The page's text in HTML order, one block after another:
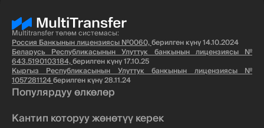
Multitransfer төлөм системасы:
Россия Банкынын лицензиясы №0060,берилген күнү 14.10.2024
Беларусь Республикасынын Улуттук банкынын лицензиясы №
643.5190103184,берилген күнү 17.10.25
Кыргыз Республикасынын Улуттук банкынын лицензиясы №
1057281124берилген күнү 28.11.24
Популярдуу өлкөлөр
Кантип которуу жөнөтүү керек